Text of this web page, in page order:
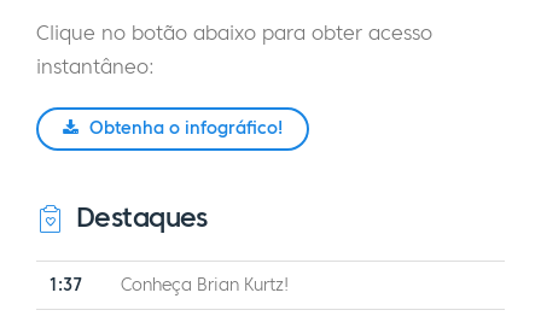
Clique no botão abaixo para obter acesso
instantâneo:
Obtenha o infográfico!
Destaques
1:37 Conheça Brian Kurtz!